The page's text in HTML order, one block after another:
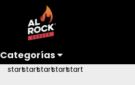
Categorías
Productos
JARABE DE PALO
REF: JARABE DE PALO